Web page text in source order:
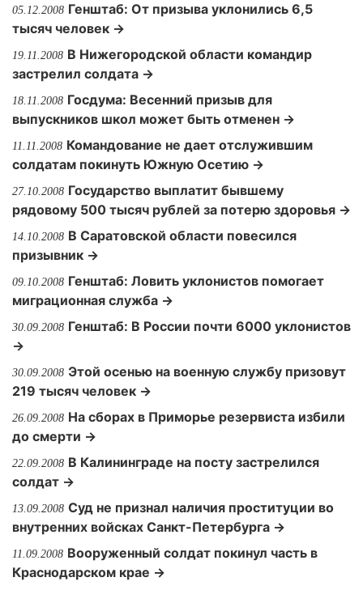
05.12.2008 Генштаб: От призыва уклонились 6,5
тысяч человек →
19.11.2008 В Нижегородской области командир
застрелил солдата →
18.11.2008 Госдума: Весенний призыв для
выпускников школ может быть отменен →
11.11.2008 Командование не дает отслужившим
солдатам покинуть Южную Осетию →
27.10.2008 Государство выплатит бывшему
рядовому 500 тысяч рублей за потерю здоровья →
14.10.2008 В Саратовской области повесился
призывник →
09.10.2008 Генштаб: Ловить уклонистов помогает
миграционная служба →
30.09.2008 Генштаб: В России почти 6000 уклонистов
→
30.09.2008 Этой осенью на военную службу призовут
219 тысяч человек →
26.09.2008 На сборах в Приморье резервиста избили
до смерти →
22.09.2008 В Калининграде на посту застрелился
солдат →
13.09.2008 Суд не признал наличия проституции во
внутренних войсках Санкт-Петербурга →
11.09.2008 Вооруженный солдат покинул часть в
Краснодарском крае →